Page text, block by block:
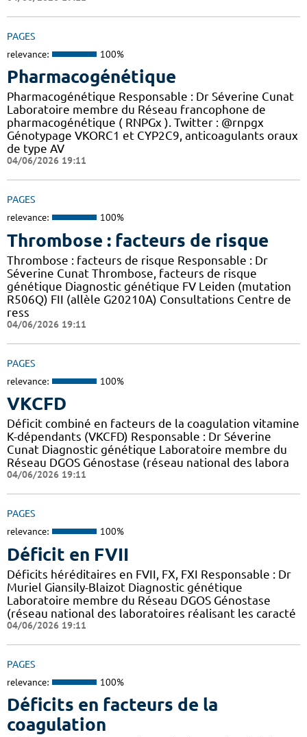
PAGES
relevance: 100%
Pharmacogénétique
Pharmacogénétique Responsable : Dr Séverine Cunat
Laboratoire membre du Réseau francophone de
pharmacogénétique ( RNPGx ). Twitter : @rnpgx
Génotypage VKORC1 et CYP2C9, anticoagulants oraux
de type AV
04/06/2026 19:11
PAGES
relevance: 100%
Thrombose : facteurs de risque
Thrombose : facteurs de risque Responsable : Dr
Séverine Cunat Thrombose, facteurs de risque
génétique Diagnostic génétique FV Leiden (mutation
R506Q) FII (allèle G20210A) Consultations Centre de
ress
04/06/2026 19:11
PAGES
relevance: 100%
VKCFD
Déficit combiné en facteurs de la coagulation vitamine
K-dépendants (VKCFD) Responsable : Dr Séverine
Cunat Diagnostic génétique Laboratoire membre du
Réseau DGOS Génostase (réseau national des labora
04/06/2026 19:11
PAGES
relevance: 100%
Déficit en FVII
Déficits héréditaires en FVII, FX, FXI Responsable : Dr
Muriel Giansily-Blaizot Diagnostic génétique
Laboratoire membre du Réseau DGOS Génostase
(réseau national des laboratoires réalisant les caracté
04/06/2026 19:11
PAGES
relevance: 100%
Déficits en facteurs de la
coagulation